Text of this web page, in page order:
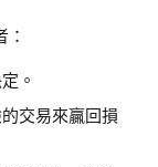
。
交易來贏回損